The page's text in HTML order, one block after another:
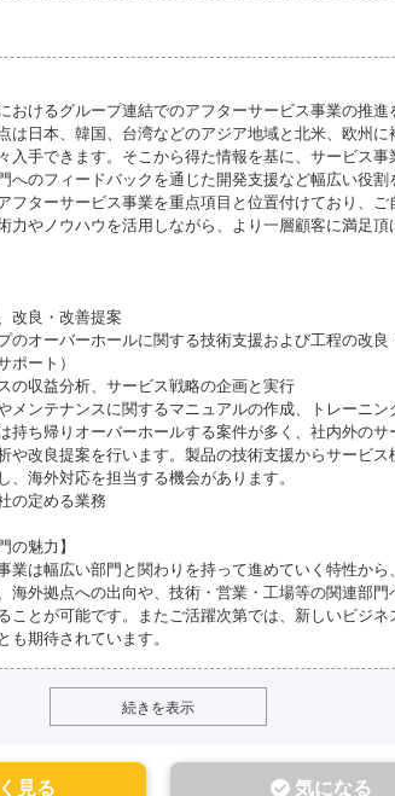
おけるグループ連結でのアフターサービス事業の推進
は日本、韓国、台湾などのアジア地域と北米、欧州
入手できます。そこから得た情報を基に、サービス事
へのフィードバックを通じた開発支援など幅広い役
フターサービス事業を重点項目と位置付けており、ご
力やノウハウを活用しながら、より一層顧客に満足頂
改良・改善提案
のオーバーホールに関する技術支援および工程の改
ポート）
の収益分析、サービス戦略の企画と実行
メンテナンスに関するマニュアルの作成、トレーニン
持ち帰りオーバーホールする案件が多く、社内外の
や改良提案を行います。製品の技術支援からサービス
、海外対応を担当する機会があります。
の定める業務
の魅力】
業は幅広い部門と関わりを持って進めていく特性か
海外拠点への出向や、技術・営業・工場等の関連部
ことが可能です。またご活躍次第では、新しいビジ
も期待されています。
続きを表示
見る 気になる